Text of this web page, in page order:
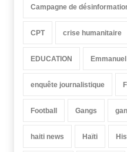
Campagne de
CPT crise humanitaire
EDUCATION
enquête journalistique
Football Gangs
haiti news Haïti